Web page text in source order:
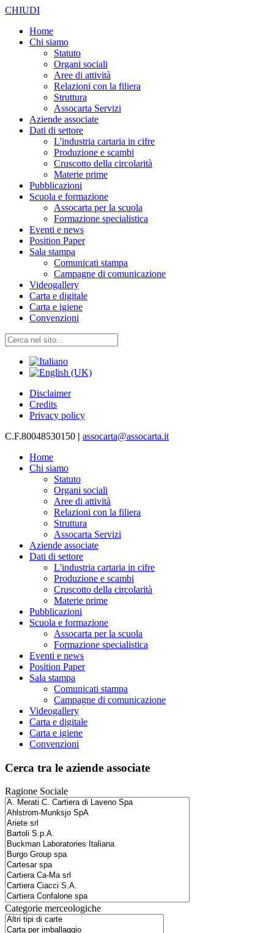
CHIUDI
Home
Chi siamo
Statuto
Organi sociali
Aree di attività
Relazioni con la filiera
Struttura
Assocarta Servizi
Aziende associate
Dati di settore
L'industria cartaria in cifre
Produzione e scambi
Cruscotto della circolarità
Materie prime
Pubblicazioni
Scuola e formazione
Assocarta per la scuola
Formazione specialistica
Eventi e news
Position Paper
Sala stampa
Comunicati stampa
Campagne di comunicazione
Videogallery
Carta e digitale
Carta e igiene
Convenzioni
Disclaimer
Credits
Privacy policy
C.F.80048530150 | assocarta@assocarta.it
Home
Chi siamo
Statuto
Organi sociali
Aree di attività
Relazioni con la filiera
Struttura
Assocarta Servizi
Aziende associate
Dati di settore
L'industria cartaria in cifre
Produzione e scambi
Cruscotto della circolarità
Materie prime
Pubblicazioni
Scuola e formazione
Assocarta per la scuola
Formazione specialistica
Eventi e news
Position Paper
Sala stampa
Comunicati stampa
Campagne di comunicazione
Videogallery
Carta e digitale
Carta e igiene
Convenzioni
Cerca tra le aziende associate
Ragione Sociale
Categorie merceologiche